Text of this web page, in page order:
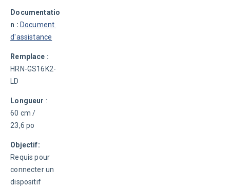
Documentatio
n : Document
d'assistance
Remplace :
HRN-GS16K2-
LD
Longueur :
60 cm /
23,6 po
Objectif:
Requis pour
connecter un
dispositif